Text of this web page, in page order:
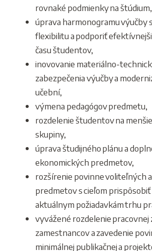
rovnaké podmienky na štúdium,
úprava harmonogramu výučby
flexibilitu a podporiť
času študentov,
inovovanie materiálno-
zabezpečenia výučby a
učební,
výmena pedagógov predmetu,
rozdelenie študentov na
skupiny,
úprava študijného plánu a
ekonomických predmetov,
rozšírenie povinne voliteľných
predmetov s cieľom prispôsobiť
aktuálnym požiadavkám trhu
vyvážené rozdelenie pracovnej
zamestnancov a zavedenie
minimálnej publikačnej a